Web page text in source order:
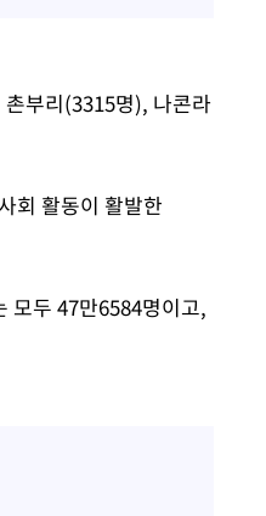
부리(3315명), 나콘라
회 활동이 활발한
모두 47만6584명이고,